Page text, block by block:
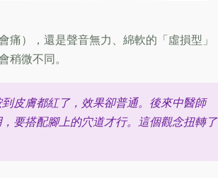
），還是聲音無力、綿軟的「虛損型」
稍微不同。
皮膚都紅了，效果卻普通。後來中醫師
要搭配腳上的穴道才行。這個觀念扭轉了